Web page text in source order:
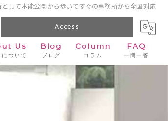
して本能公園から歩いてすぐの事務所から全国対応
Access
Us
について
Blog
ブログ
Column
コラム
FAQ
一問一答